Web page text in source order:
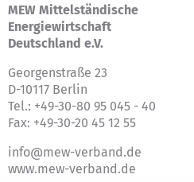
MEW Mittelständische
Energiewirtschaft
Deutschland e.V.
Georgenstraße 23
D-10117 Berlin
Tel.: +49-30-80 95 045 - 40
Fax: +49-30-20 45 12 55
info@mew-verband.de
www.mew-verband.de